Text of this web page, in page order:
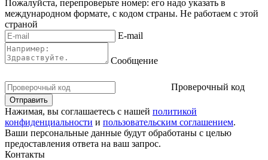
Пожалуйста, перепроверьте номер: его надо указать в
международном формате, с кодом страны. Не работаем с этой
страной
E-mail
Сообщение
Проверочный код
Нажимая, вы соглашаетесь с нашей политикой
конфиденциальности и пользовательским соглашением.
Ваши персональные данные будут обработаны с целью
предоставления ответа на ваш запрос.
Контакты